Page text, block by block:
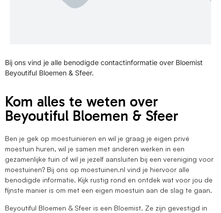
Bij ons vind je alle benodigde contactinformatie over Bloemist
Beyoutiful Bloemen & Sfeer.
Kom alles te weten over
Beyoutiful Bloemen & Sfeer
Ben je gek op moestuinieren en wil je graag je eigen privé
moestuin huren, wil je samen met anderen werken in een
gezamenlijke tuin of wil je jezelf aansluiten bij een vereniging voor
moestuinen? Bij ons op moestuinen.nl vind je hiervoor alle
benodigde informatie. Kijk rustig rond en ontdek wat voor jou de
fijnste manier is om met een eigen moestuin aan de slag te gaan.
Beyoutiful Bloemen & Sfeer is een Bloemist. Ze zijn gevestigd in